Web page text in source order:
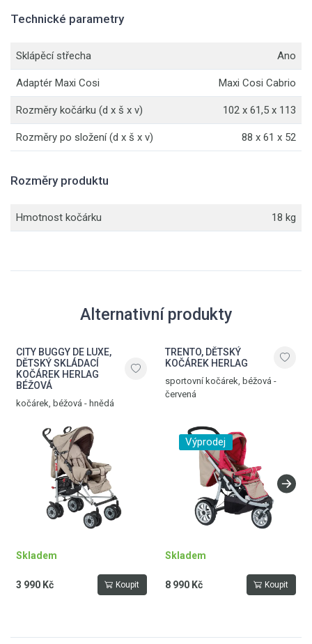
Technické parametry
Sklápěcí střecha Ano
Adaptér Maxi Cosi Maxi Cosi Cabrio
Rozměry kočárku (d x š x v) 102 x 61,5 x 113
Rozměry po složení (d x š x v) 88 x 61 x 52
Rozměry produktu
Hmotnost kočárku 18 kg
Alternativní produkty
CITY BUGGY DE LUXE,
DĚTSKÝ SKLÁDACÍ
KOČÁREK HERLAG
BÉŽOVÁ
kočárek, béžová - hnědá
Skladem
3 990 Kč Koupit
TRENTO, DĚTSKÝ
KOČÁREK HERLAG
sportovní kočárek, béžová -
červená
Výprodej
Skladem
8 990 Kč Koupit